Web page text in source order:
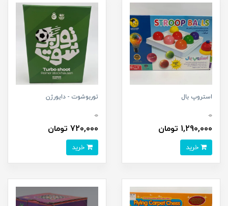
استروپ بال
0
1,290,000 تومان
توربوشوت - دایورژن
0
720,000 تومان